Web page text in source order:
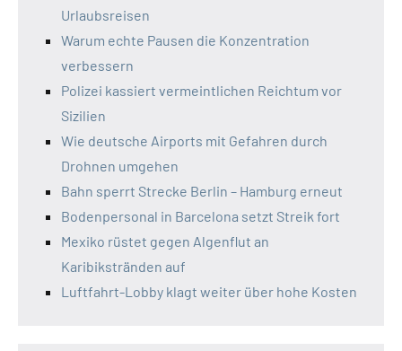
Urlaubsreisen
Warum echte Pausen die Konzentration
verbessern
Polizei kassiert vermeintlichen Reichtum vor
Sizilien
Wie deutsche Airports mit Gefahren durch
Drohnen umgehen
Bahn sperrt Strecke Berlin – Hamburg erneut
Bodenpersonal in Barcelona setzt Streik fort
Mexiko rüstet gegen Algenflut an
Karibikstränden auf
Luftfahrt-Lobby klagt weiter über hohe Kosten